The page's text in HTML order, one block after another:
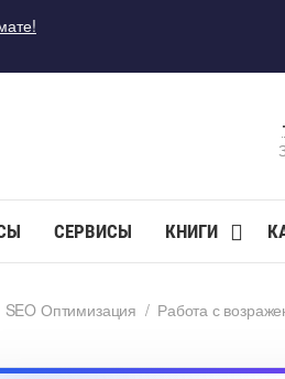
СЕРВИСЫ КНИГИ
SEO Оптимизация / Работа с